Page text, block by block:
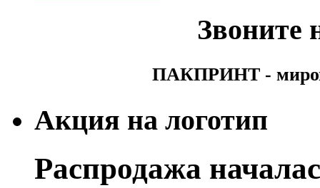
Звоните
ПАКПРИНТ -
Акция на логотип
Распродажа